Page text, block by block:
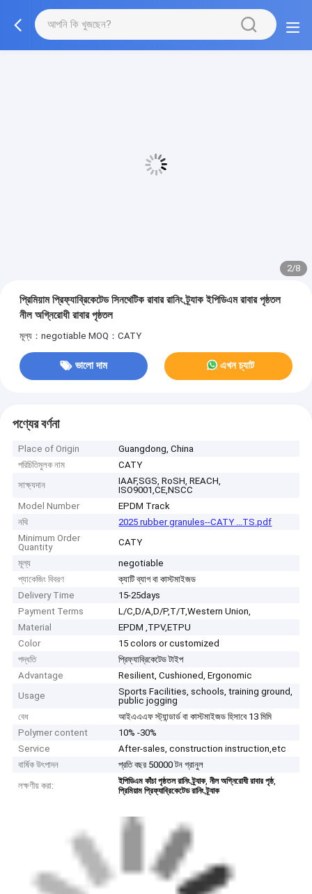
2/8
প্রিমিয়াম প্রিফ্যাব্রিকেটেড সিনথেটিক রাবার রানিং ট্র্যাক ইপিডিএম রাবার পৃষ্ঠতল
নীল অগ্নিরোধী রাবার পৃষ্ঠতল
মূল্য：negotiable MOQ：CATY
ভালো দাম এখন চ্যাট
পণ্যের বর্ণনা
Place of Origin
Guangdong, China
পরিচিতিমুলক নাম
CATY
সাক্ষ্যদান
IAAF,SGS, RoSH, REACH,
ISO9001,CE,NSCC
Model Number
EPDM Track
নথি
2025 rubber granules--CATY ...TS.pdf
Minimum Order
Quantity
CATY
মূল্য
negotiable
প্যাকেজিং বিবরণ
ক্যাটি ব্যাগ বা কাস্টমাইজড
Delivery Time
15-25days
Payment Terms
L/C,D/A,D/P,T/T,Western Union,
Material
EPDM ,TPV,ETPU
Color
15 colors or customized
পদ্ধতি
প্রিফ্যাব্রিকেটেড টাইপ
Advantage
Resilient, Cushioned, Ergonomic
Usage
Sports Facilities, schools, training ground,
public jogging
বেধ
আইএএএফ স্ট্যান্ডার্ড বা কাস্টমাইজড হিসাবে 13 মিমি
Polymer content
10% -30%
Service
After-sales, construction instruction,etc
বার্ষিক উৎপাদন
প্রতি বছর 50000 টন গ্রানুল
লক্ষণীয় করা:
ইপিডিএম কাঁচা পৃষ্ঠতল রানিং ট্র্যাক,নীল অগ্নিরোধী রাবার পৃষ্ঠ,
প্রিমিয়াম প্রিফ্যাব্রিকেটেড রানিং ট্র্যাক